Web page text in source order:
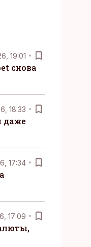
19:01
снова
18:33
даже
17:34
17:09